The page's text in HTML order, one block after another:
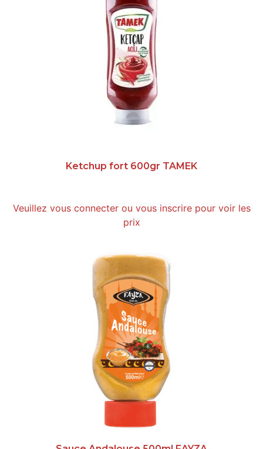
Ketchup fort 600gr TAMEK
Veuillez vous connecter ou vous inscrire pour voir les
prix